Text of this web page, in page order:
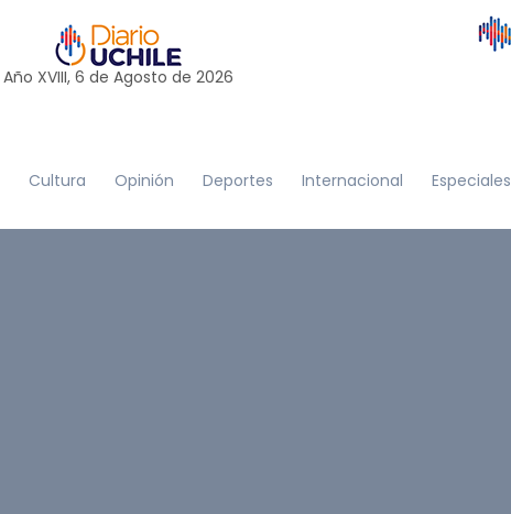
Año XVIII, 6 de Agosto de 2026
Cultura Opinión Deportes Internacional Especiales